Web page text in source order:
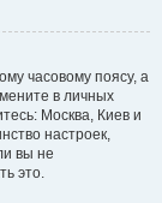
часовому поясу, а
в личных
Москва, Киев и
настроек,
вы не
это.